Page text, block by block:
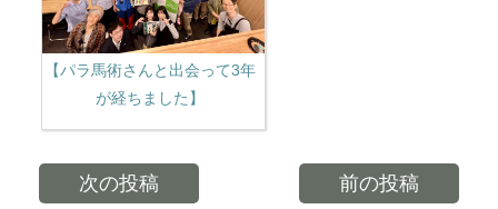
【パラ馬術さんと出会って3年
が経ちました】
次の投稿 前の投稿